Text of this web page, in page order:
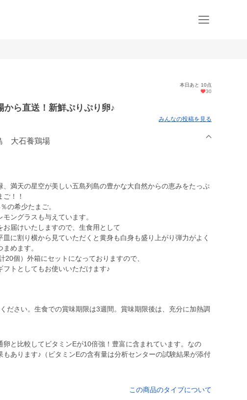
本日あと 10点
30
から直送！新鮮ぷりぷり卵♪
みんなの投稿を見る
大石養鶏場
満天の星空が美しい五島列島の豊かな大自然からの恵みをたっぷ
！！
の希少たまご。
ングラスも与えています。
届けいたしますので、生食用として
に割り横から見ていただくと黄身も白身も盛り上がり弾力がよく
めます。
20個）外箱にセットになっておりますので、
ださい。生食での賞味期限は3週間。賞味期限後は、充分に加熱調
卵と比較してビタミンEが10倍強！豊富に含まれています。なの
もあります♪（ビタミンEの含有量は分析センターの試験結果が添付
この商品のタイプについて